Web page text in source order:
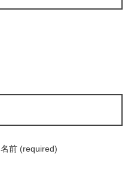
名前 (required)